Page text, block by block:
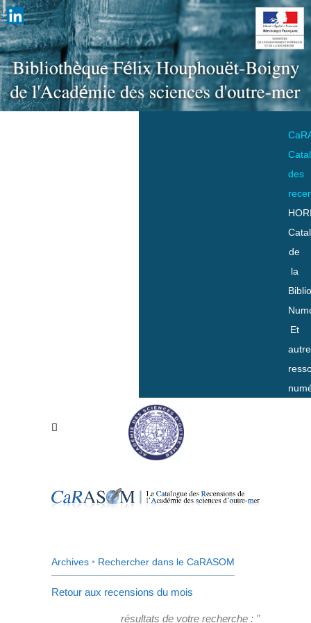
des
de
la
Et
Archives • Rechercher dans le CaRASOM
Retour aux recensions du mois
résultats de votre recherche : "